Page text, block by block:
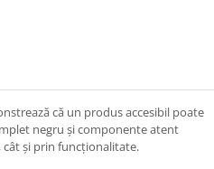
că un produs accesibil poate
negru și componente atent
cât și prin funcționalitate.